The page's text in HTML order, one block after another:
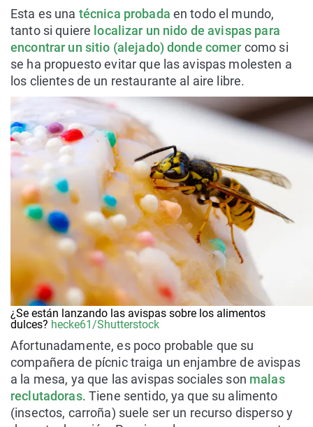
Esta es una técnica probada en todo el mundo,
tanto si quiere localizar un nido de avispas para
encontrar un sitio (alejado) donde comer como si
se ha propuesto evitar que las avispas molesten a
los clientes de un restaurante al aire libre.
¿Se están lanzando las avispas sobre los alimentos
dulces? hecke61/Shutterstock
Afortunadamente, es poco probable que su
compañera de pícnic traiga un enjambre de avispas
a la mesa, ya que las avispas sociales son malas
reclutadoras. Tiene sentido, ya que su alimento
(insectos, carroña) suele ser un recurso disperso y